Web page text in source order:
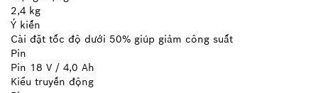
2,4 kg
Ý kiến
Cài đặt tốc độ dưới 50% giúp giảm công suất
Pin
Pin 18 V / 4,0 Ah
Kiểu truyền động